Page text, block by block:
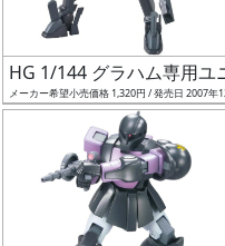
HG 1/144 グラハム専用ユ
メーカー希望小売価格 1,320円 / 発売日 2007年